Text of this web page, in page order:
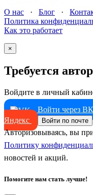
О нас · Блог ·
Политика
Как это работает
×
Требуется
Войдите в личный
Войти через
Яндекс
Войти по почте
Авторизовываясь, вы
Политику
новостей и акций.
Помогите нам стать лучше!